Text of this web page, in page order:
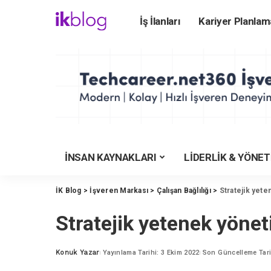
İş İlanları Kariyer
Üniversite Rehberi
Üniversiteler
Üniversite
Meslekler Rehberi
YKS Puan
KYK Yurt Rehberi
İNSAN KAYNAKLARI LİDERLİK &
İK Blog > İşveren Markası > Çalışan Bağlılığı> Stratejik
Stratejik yetenek
Posted
Konuk Yazar Yayınlama Tarihi: 3 Ekim 2022 Son Güncelleme